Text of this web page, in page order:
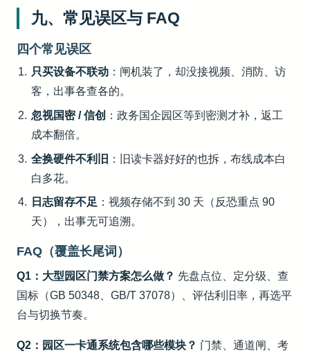
九、常见误区与 FAQ
四个常见误区
只买设备不联动 ：闸机装了，却没接视频、消防、访
客，出事各查各的。
忽视国密 / 信创 ：政务国企园区等到密测才补，返工
成本翻倍。
全换硬件不利旧 ：旧读卡器好好的也拆，布线成本白
白多花。
日志留存不足 ：视频存储不到 30 天（反恐重点 90
天），出事无可追溯。
FAQ（覆盖长尾词）
Q1：大型园区门禁方案怎么做？ 先盘点位、定分级、查
国标（GB 50348、GB/T 37078）、评估利旧率，再选平
台与切换节奏。
Q2：园区一卡通系统包含哪些模块？ 门禁、通道闸、考